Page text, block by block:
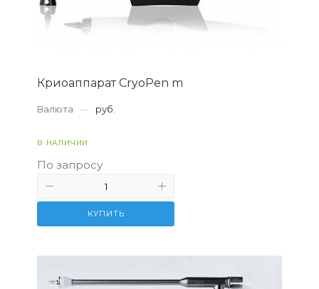
Криоаппарат CryoPen m
Валюта — руб.
В НАЛИЧИИ
По запросу
КУПИТЬ